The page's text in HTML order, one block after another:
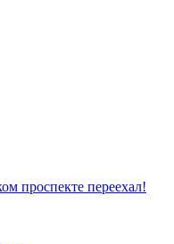
проспекте переехал!